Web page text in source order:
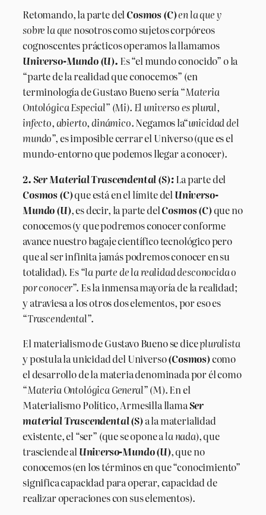
Retomando, la parte delCosmos (C)en la que y
sobre la quenosotros como sujetos corpóreos
cognoscentes prácticos operamos la llamamos
Universo-Mundo (U). Es “el mundo conocido” o la
“parte de la realidad que conocemos” (en
terminología de Gustavo Bueno sería“Materia
Ontológica Especial” (Mi). El universo es plural,
infecto, abierto, dinámico.Negamos la“unicidad del
mundo”, es imposible cerrar el Universo (que es el
mundo-entorno que podemos llegar a conocer).
2. Ser Material Trascendental (S):La parte del
Cosmos (C)que está en el límite delUniverso-
Mundo (U), es decir, la parte delCosmos (C)que no
conocemos (y que podremos conocer conforme
avance nuestro bagaje científico tecnológico pero
que al ser infinita jamás podremos conocer en su
totalidad). Es “la parte de la realidad desconocida o
por conocer”. Es la inmensa mayoría de la realidad;
y atraviesa a los otros dos elementos, por eso es
“Trascendental”.
El materialismo de Gustavo Bueno se dicepluralista
y postula la unicidad del Universo(Cosmos)como
el desarrollo de la materia denominada por él como
“Materia Ontológica General” (M). En el
Materialismo Político, Armesilla llamaSer
material Trascendental (S)a la materialidad
existente, el “ser” (que se opone ala nada), que
trasciende alUniverso-Mundo(U), que no
conocemos (en los términos en que “conocimiento”
significa capacidad para operar, capacidad de
realizar operaciones con sus elementos).